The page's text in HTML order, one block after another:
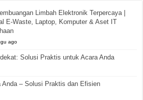
Limbah Elektronik Terpercaya |
E-Waste, Laptop, Komputer & Aset IT
ago
Solusi Praktis untuk Acara Anda
Anda – Solusi Praktis dan Efisien